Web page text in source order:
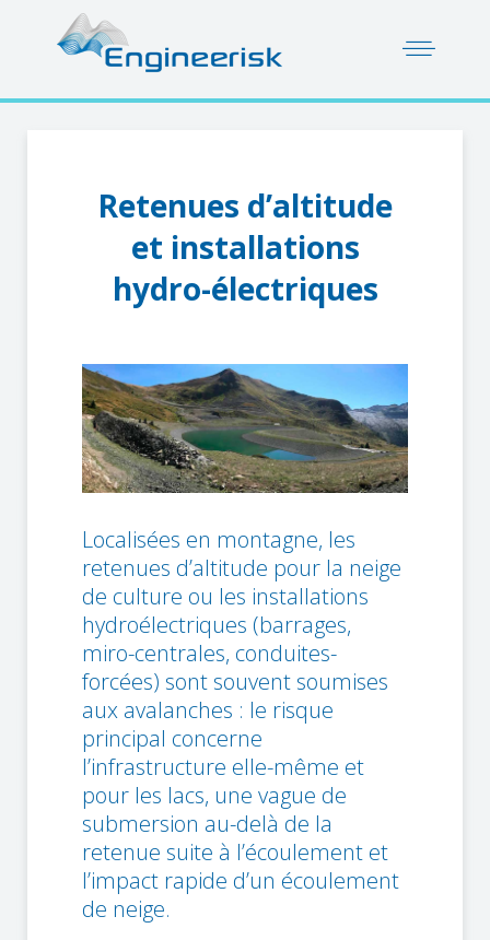
Retenues d’altitude
et installations
hydro-électriques
Localisées en montagne, les
retenues d’altitude pour la neige
de culture ou les installations
hydroélectriques (barrages,
miro-centrales, conduites-
forcées) sont souvent soumises
aux avalanches : le risque
principal concerne
l’infrastructure elle-même et
pour les lacs, une vague de
submersion au-delà de la
retenue suite à l’écoulement et
l’impact rapide d’un écoulement
de neige.